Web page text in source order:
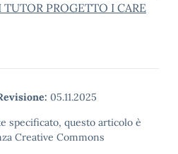
PROGETTO I CARE
05.11.2025
specificato, questo articolo è
Creative Commons